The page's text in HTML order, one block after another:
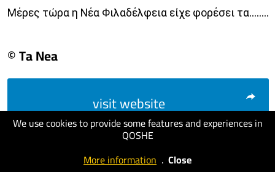
We use cookies to provide some features and experiences in
QOSHE
More information . Close
Μέρες τώρα η Νέα Φιλαδέλφεια είχε φορέσει τα........
© Ta Nea
visit website